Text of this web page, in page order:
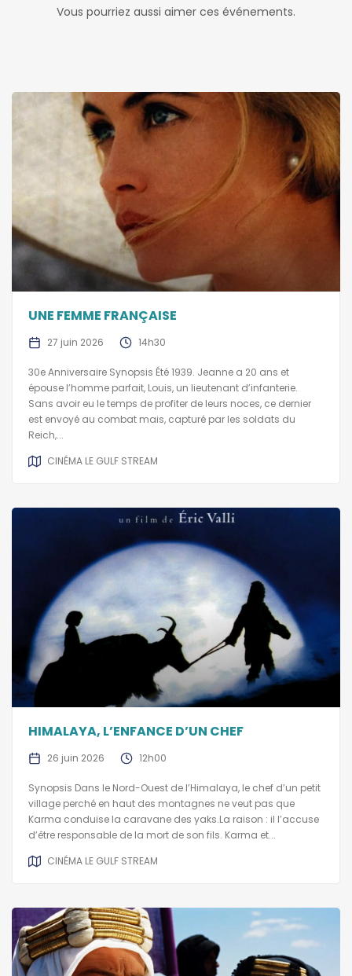
Vous pourriez aussi aimer ces événements.
UNE FEMME FRANÇAISE
27 juin 2026 14h30
30e Anniversaire Synopsis Été 1939. Jeanne a 20 ans et
épouse l’homme parfait, Louis, un lieutenant d’infanterie.
Sans avoir eu le temps de profiter de leurs noces, ce dernier
est envoyé au combat mais, capturé par les soldats du
Reich,...
CINÉMA LE GULF STREAM
HIMALAYA, L’ENFANCE D’UN CHEF
26 juin 2026 12h00
Synopsis Dans le Nord-Ouest de l’Himalaya, le chef d’un petit
village perché en haut des montagnes ne veut pas que
Karma conduise la caravane des yaks.La raison : il l’accuse
d’être responsable de la mort de son fils. Karma et...
CINÉMA LE GULF STREAM